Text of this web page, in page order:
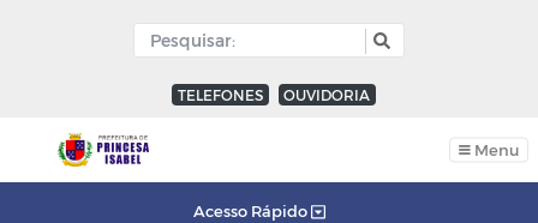
TELEFONES OUVIDORIA
Menu
Acesso Rápido